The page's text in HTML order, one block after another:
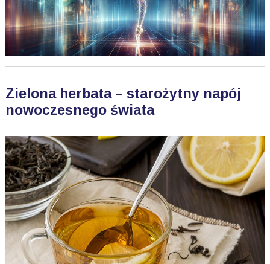
Zielona herbata – starożytny napój
nowoczesnego świata